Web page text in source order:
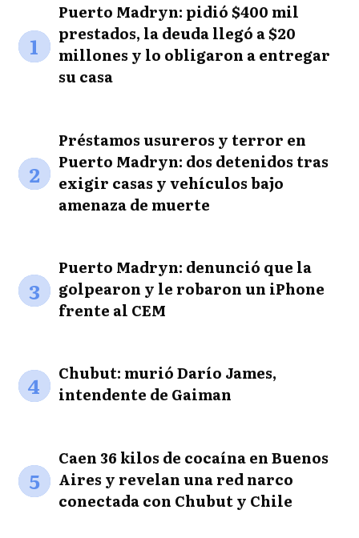
1
Puerto Madryn: pidió $400 mil
prestados, la deuda llegó a $20
millones y lo obligaron a entregar
su casa
2
Préstamos usureros y terror en
Puerto Madryn: dos detenidos tras
exigir casas y vehículos bajo
amenaza de muerte
3
Puerto Madryn: denunció que la
golpearon y le robaron un iPhone
frente al CEM
4
Chubut: murió Darío James,
intendente de Gaiman
5
Caen 36 kilos de cocaína en Buenos
Aires y revelan una red narco
conectada con Chubut y Chile